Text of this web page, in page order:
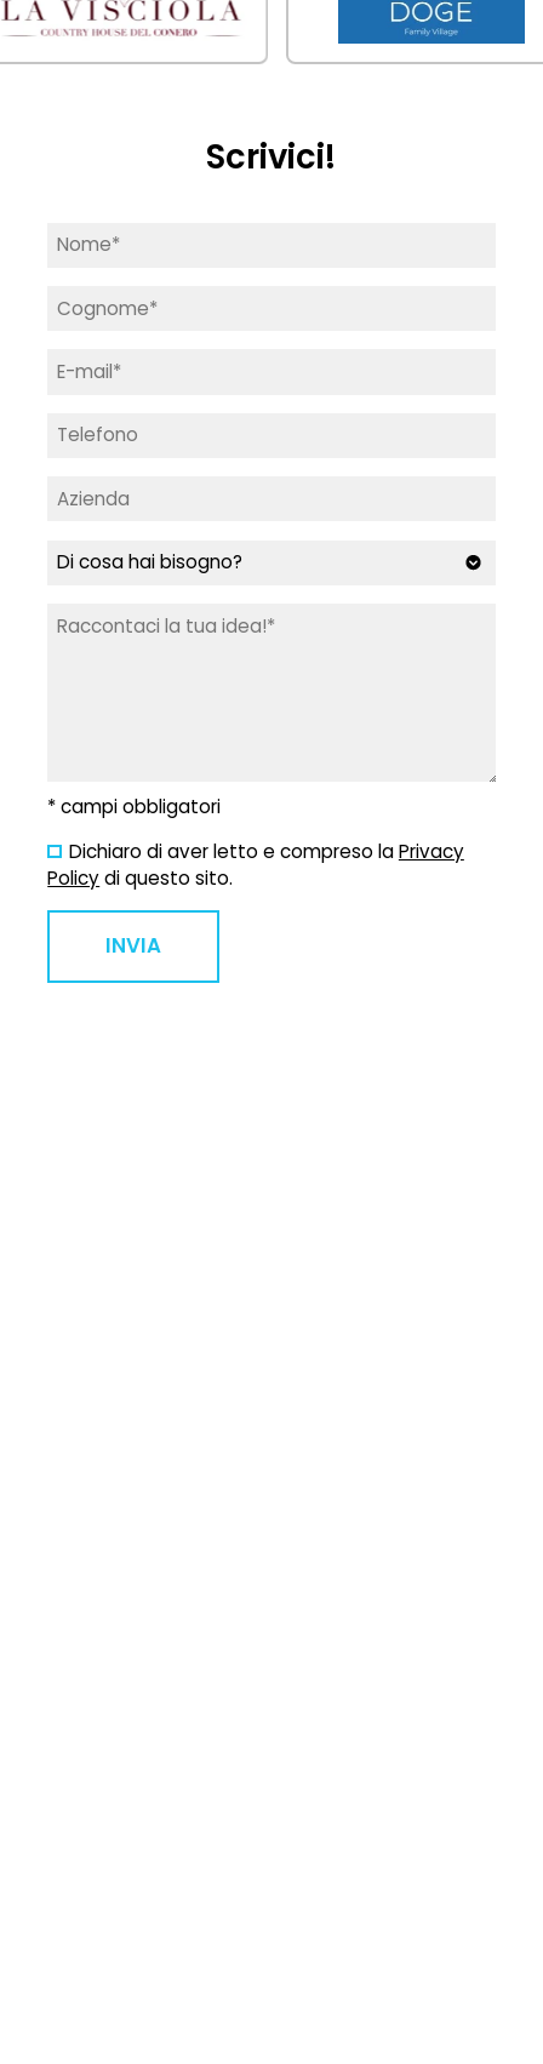
Scrivici!
* campi obbligatori
Dichiaro di aver letto e compreso laPrivacy
Policydi questo sito.
INVIA